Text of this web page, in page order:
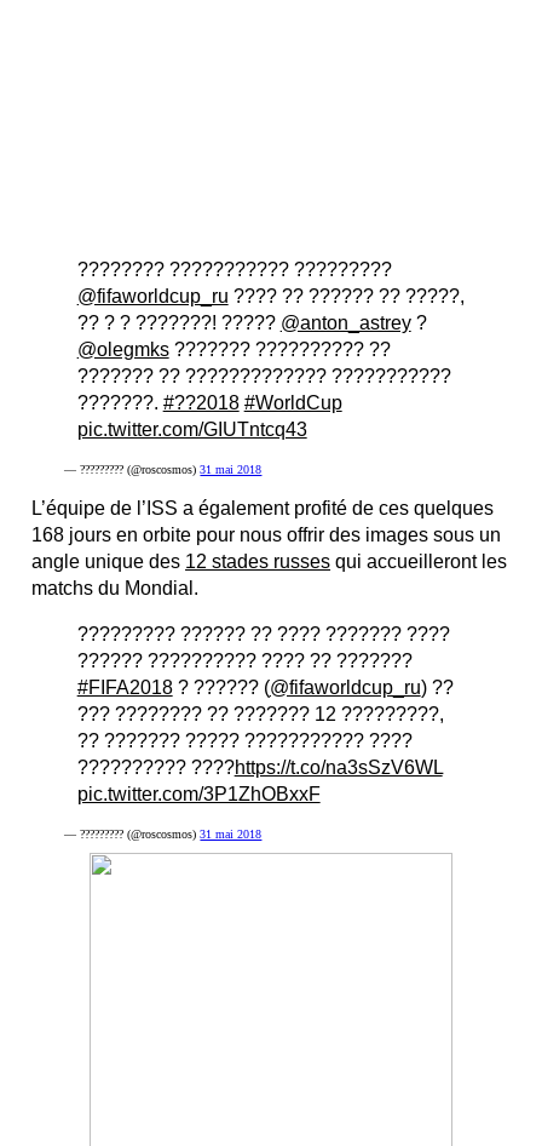
???????? ??????????? ?????????
@fifaworldcup_ru ???? ?? ?????? ?? ?????,
?? ? ? ???????! ????? @anton_astrey?
@olegmks??????? ?????????? ??
??????? ?? ????????????? ???????????
???????. #??2018 #WorldCup
pic.twitter.com/GIUTntcq43
— ????????? (@roscosmos)31 mai 2018
L’équipe de l’ISS a également profité de ces quelques
168 jours en orbite pour nous offrir des images sous un
angle unique des 12 stades russes qui accueilleront les
matchs du Mondial.
????????? ?????? ?? ???? ??????? ????
?????? ?????????? ???? ?? ???????
#FIFA2018? ?????? (@fifaworldcup_ru) ??
??? ???????? ?? ??????? 12 ?????????,
?? ??????? ????? ??????????? ????
?????????? ????https://t.co/na3sSzV6WL
pic.twitter.com/3P1ZhOBxxF
— ????????? (@roscosmos)31 mai 2018